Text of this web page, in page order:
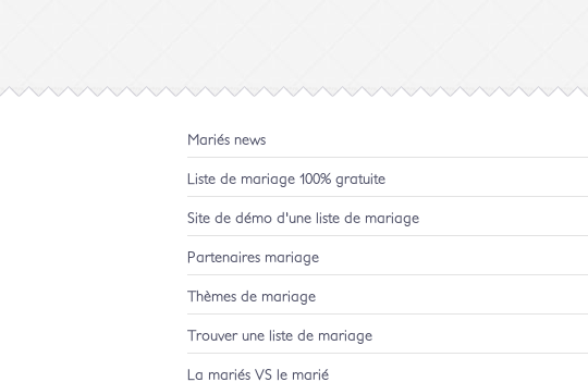
Mariés news
Liste de mariage 100% gratuite
Site de démo d'une liste de mariage
Partenaires mariage
Thèmes de mariage
Trouver une liste de mariage
La mariés VS le marié